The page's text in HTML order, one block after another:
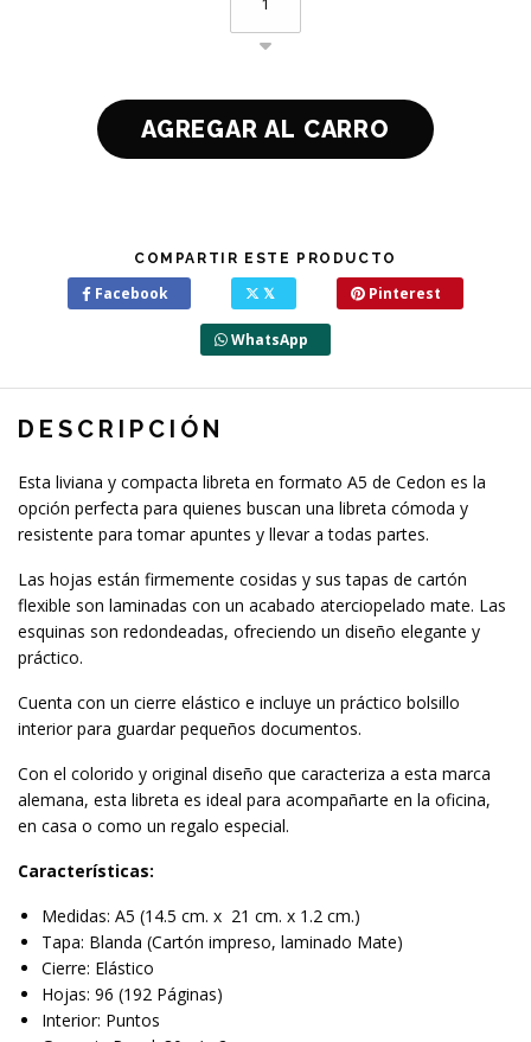
COMPARTIR ESTE PRODUCTO
Facebook 𝕏 Pinterest
WhatsApp
DESCRIPCIÓN
Esta liviana y compacta libreta en formato A5 de Cedon es la
opción perfecta para quienes buscan una libreta cómoda y
resistente para tomar apuntes y llevar a todas partes.
Las hojas están firmemente cosidas y sus tapas de cartón
flexible son laminadas con un acabado aterciopelado mate. Las
esquinas son redondeadas, ofreciendo un diseño elegante y
práctico.
Cuenta con un cierre elástico e incluye un práctico bolsillo
interior para guardar pequeños documentos.
Con el colorido y original diseño que caracteriza a esta marca
alemana, esta libreta es ideal para acompañarte en la oficina,
en casa o como un regalo especial.
Características:
Medidas: A5 (14.5 cm. x 21 cm. x 1.2 cm.)
Tapa: Blanda (Cartón impreso, laminado Mate)
Cierre: Elástico
Hojas: 96 (192 Páginas)
Interior: Puntos